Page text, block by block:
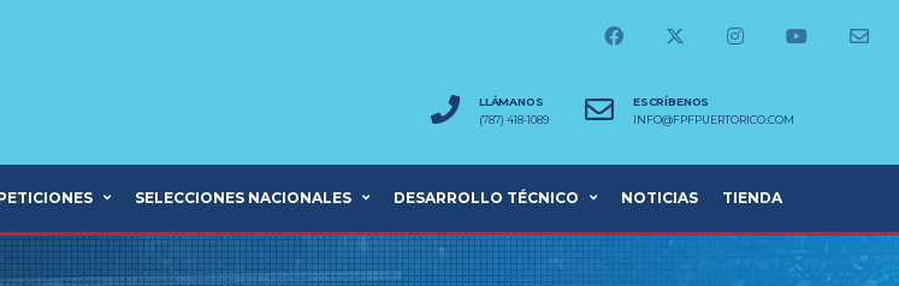
LLÁMANOS
(787) 418-1089
ESCRÍBENOS
INFO@FPFPUERTORICO.COM
SELECCIONES NACIONALES DESARROLLO TÉCNICO NOTICIAS TIENDA